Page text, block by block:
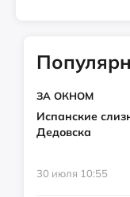
ЗА ОКНОМ
Испанские
Дедовска
30 июля 10:55